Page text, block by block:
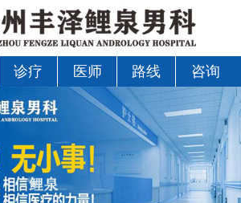
诊疗 医师 路线 咨询